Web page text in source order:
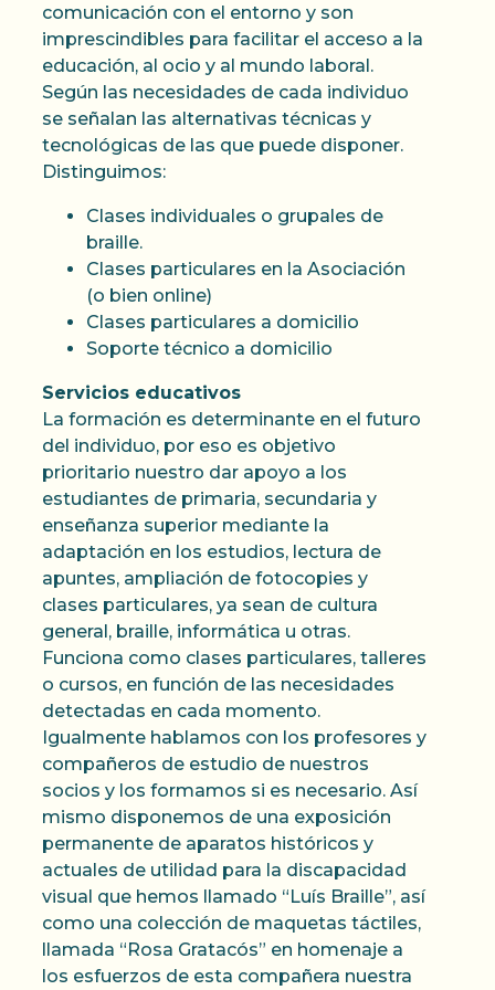
comunicación con el entorno y son
imprescindibles para facilitar el acceso a la
educación, al ocio y al mundo laboral.
Según las necesidades de cada individuo
se señalan las alternativas técnicas y
tecnológicas de las que puede disponer.
Distinguimos:
Clases individuales o grupales de
braille.
Clases particulares en la Asociación
(o bien online)
Clases particulares a domicilio
Soporte técnico a domicilio
Servicios educativos
La formación es determinante en el futuro
del individuo, por eso es objetivo
prioritario nuestro dar apoyo a los
estudiantes de primaria, secundaria y
enseñanza superior mediante la
adaptación en los estudios, lectura de
apuntes, ampliación de fotocopies y
clases particulares, ya sean de cultura
general, braille, informática u otras.
Funciona como clases particulares, talleres
o cursos, en función de las necesidades
detectadas en cada momento.
Igualmente hablamos con los profesores y
compañeros de estudio de nuestros
socios y los formamos si es necesario. Así
mismo disponemos de una exposición
permanente de aparatos históricos y
actuales de utilidad para la discapacidad
visual que hemos llamado “Luís Braille”, así
como una colección de maquetas táctiles,
llamada “Rosa Gratacós” en homenaje a
los esfuerzos de esta compañera nuestra